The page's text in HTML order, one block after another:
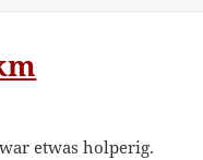
etwas holperig.